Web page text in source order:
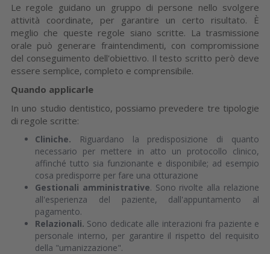
Le regole guidano un gruppo di persone nello svolgere
attività coordinate, per garantire un certo risultato. È
meglio che queste regole siano scritte. La trasmissione
orale può generare fraintendimenti, con compromissione
del conseguimento dell'obiettivo. Il testo scritto però deve
essere semplice, completo e comprensibile.
Quando applicarle
In uno studio dentistico, possiamo prevedere tre tipologie
di regole scritte:
Cliniche. Riguardano la predisposizione di quanto
necessario per mettere in atto un protocollo clinico,
affinché tutto sia funzionante e disponibile; ad esempio
cosa predisporre per fare una otturazione
Gestionali amministrative. Sono rivolte alla relazione
all'esperienza del paziente, dall'appuntamento al
pagamento.
Relazionali. Sono dedicate alle interazioni fra paziente e
personale interno, per garantire il rispetto del requisito
della "umanizzazione".